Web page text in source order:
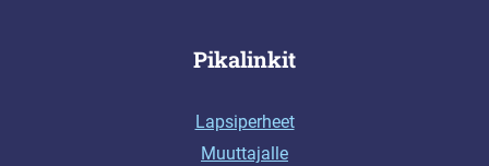
Pikalinkit
Lapsiperheet
Muuttajalle